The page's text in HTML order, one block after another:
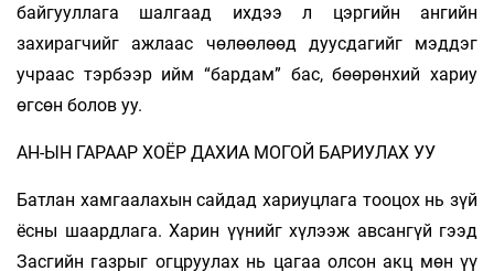
байгууллага шалгаад ихдээ л цэргийн ангийн
захирагчийг ажлаас чөлөөлөөд дуусдагийг мэддэг
учраас тэрбээр ийм “бардам” бас, бөөрөнхий хариу
өгсөн болов уу.
АН-ЫН ГАРААР ХОЁР ДАХИА МОГОЙ БАРИУЛАХ УУ
Батлан хамгаалахын сайдад хариуцлага тооцох нь зүй
ёсны шаардлага. Харин үүнийг хүлээж авсангүй гээд
Засгийн газрыг огцруулах нь цагаа олсон акц мөн үү